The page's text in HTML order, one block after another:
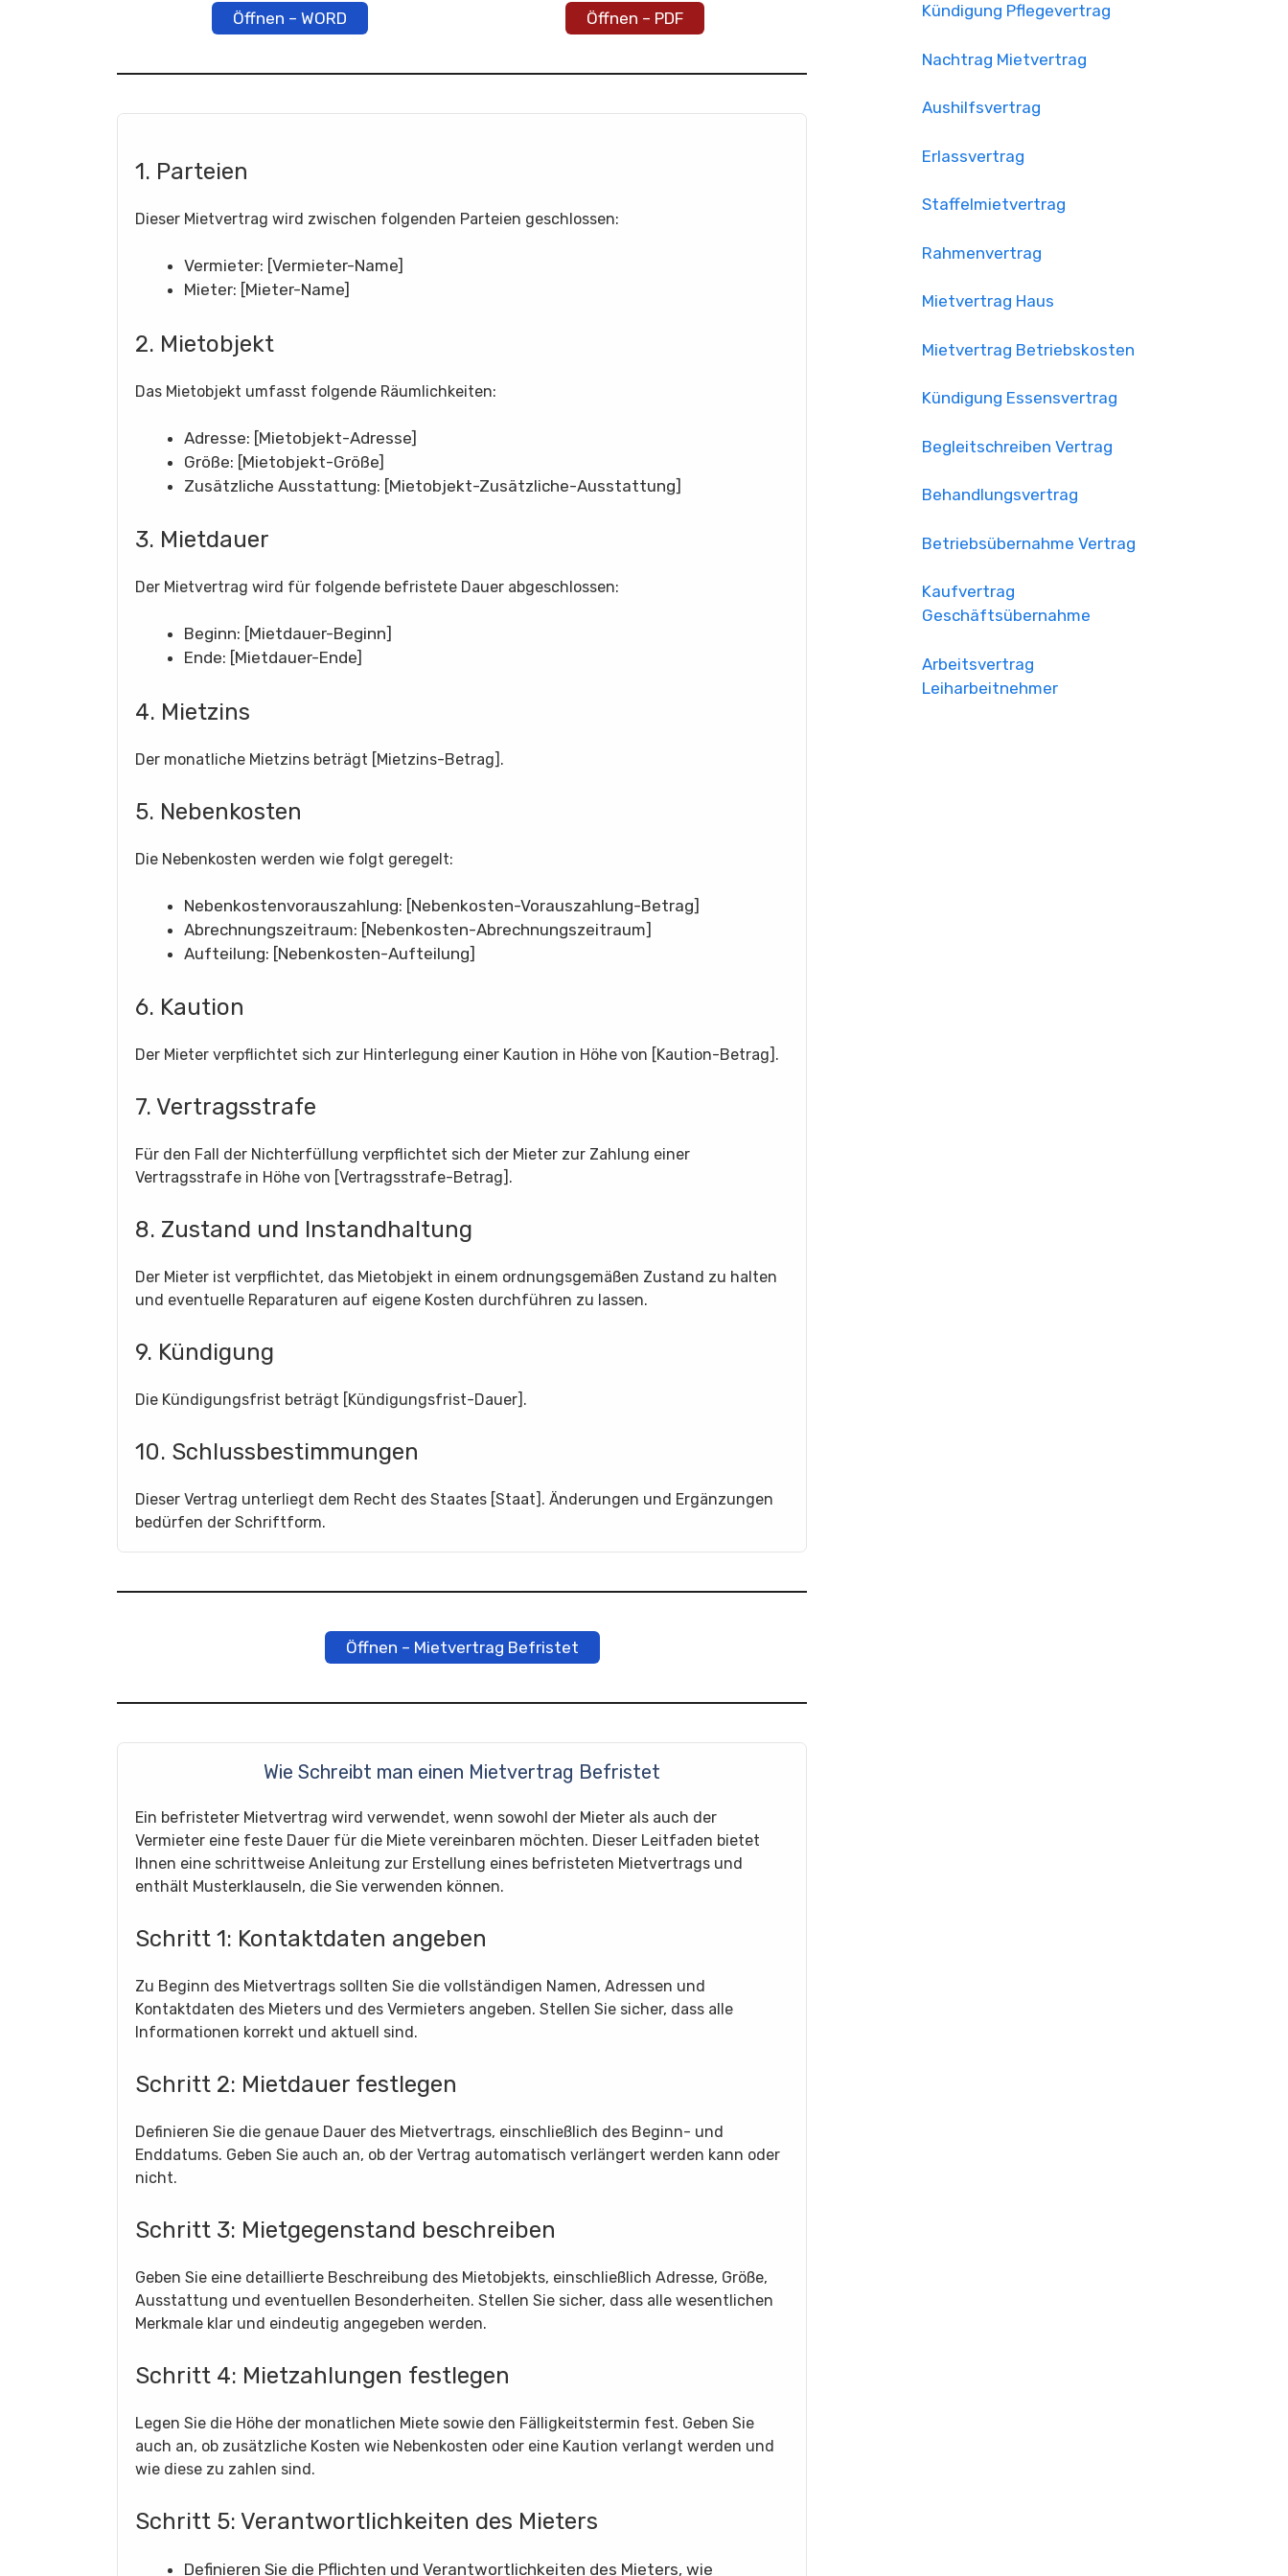
Öffnen – WORD Öffnen – PDF
1. Parteien
Dieser Mietvertrag wird zwischen folgenden Parteien geschlossen:
Vermieter: [Vermieter-Name]
Mieter: [Mieter-Name]
2. Mietobjekt
Das Mietobjekt umfasst folgende Räumlichkeiten:
Adresse: [Mietobjekt-Adresse]
Größe: [Mietobjekt-Größe]
Zusätzliche Ausstattung: [Mietobjekt-Zusätzliche-Ausstattung]
3. Mietdauer
Der Mietvertrag wird für folgende befristete Dauer abgeschlossen:
Beginn: [Mietdauer-Beginn]
Ende: [Mietdauer-Ende]
4. Mietzins
Der monatliche Mietzins beträgt [Mietzins-Betrag].
5. Nebenkosten
Die Nebenkosten werden wie folgt geregelt:
Nebenkostenvorauszahlung: [Nebenkosten-Vorauszahlung-Betrag]
Abrechnungszeitraum: [Nebenkosten-Abrechnungszeitraum]
Aufteilung: [Nebenkosten-Aufteilung]
6. Kaution
Der Mieter verpflichtet sich zur Hinterlegung einer Kaution in Höhe von [Kaution-Betrag].
7. Vertragsstrafe
Für den Fall der Nichterfüllung verpflichtet sich der Mieter zur Zahlung einer
Vertragsstrafe in Höhe von [Vertragsstrafe-Betrag].
8. Zustand und Instandhaltung
Der Mieter ist verpflichtet, das Mietobjekt in einem ordnungsgemäßen Zustand zu halten
und eventuelle Reparaturen auf eigene Kosten durchführen zu lassen.
9. Kündigung
Die Kündigungsfrist beträgt [Kündigungsfrist-Dauer].
10. Schlussbestimmungen
Dieser Vertrag unterliegt dem Recht des Staates [Staat]. Änderungen und Ergänzungen
bedürfen der Schriftform.
Öffnen – Mietvertrag Befristet
Wie Schreibt man einen Mietvertrag Befristet
Ein befristeter Mietvertrag wird verwendet, wenn sowohl der Mieter als auch der
Vermieter eine feste Dauer für die Miete vereinbaren möchten. Dieser Leitfaden bietet
Ihnen eine schrittweise Anleitung zur Erstellung eines befristeten Mietvertrags und
enthält Musterklauseln, die Sie verwenden können.
Schritt 1: Kontaktdaten angeben
Zu Beginn des Mietvertrags sollten Sie die vollständigen Namen, Adressen und
Kontaktdaten des Mieters und des Vermieters angeben. Stellen Sie sicher, dass alle
Informationen korrekt und aktuell sind.
Schritt 2: Mietdauer festlegen
Definieren Sie die genaue Dauer des Mietvertrags, einschließlich des Beginn- und
Enddatums. Geben Sie auch an, ob der Vertrag automatisch verlängert werden kann oder
nicht.
Schritt 3: Mietgegenstand beschreiben
Geben Sie eine detaillierte Beschreibung des Mietobjekts, einschließlich Adresse, Größe,
Ausstattung und eventuellen Besonderheiten. Stellen Sie sicher, dass alle wesentlichen
Merkmale klar und eindeutig angegeben werden.
Schritt 4: Mietzahlungen festlegen
Legen Sie die Höhe der monatlichen Miete sowie den Fälligkeitstermin fest. Geben Sie
auch an, ob zusätzliche Kosten wie Nebenkosten oder eine Kaution verlangt werden und
wie diese zu zahlen sind.
Schritt 5: Verantwortlichkeiten des Mieters
Definieren Sie die Pflichten und Verantwortlichkeiten des Mieters, wie
Kündigung Pflegevertrag
Nachtrag Mietvertrag
Aushilfsvertrag
Erlassvertrag
Staffelmietvertrag
Rahmenvertrag
Mietvertrag Haus
Mietvertrag Betriebskosten
Kündigung Essensvertrag
Begleitschreiben Vertrag
Behandlungsvertrag
Betriebsübernahme Vertrag
Kaufvertrag
Geschäftsübernahme
Arbeitsvertrag
Leiharbeitnehmer